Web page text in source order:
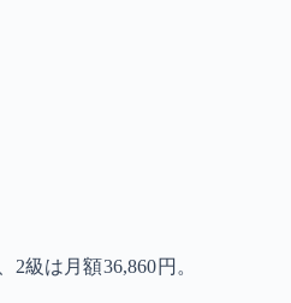
級は月額36,860円。